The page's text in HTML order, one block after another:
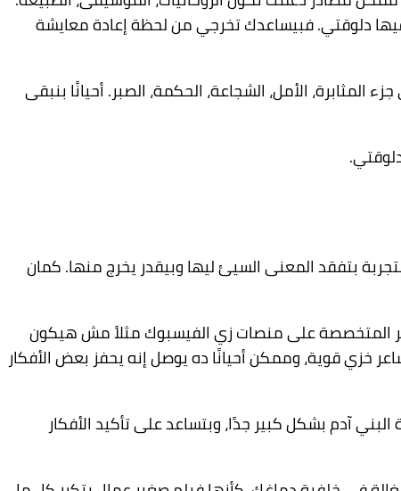
دلوقتي. فبيساعدك تخرجي من لحظة إعادة معايشة
الأمل، الشجاعة، الحكمة، الصبر. أحيانًا بنبقى
بتفقد المعنى السيئ ليها وبيقدر يخرج منها. كمان
المتخصصة على منصات زي الفيسبوك مثلاً مش هيكون
قوية، وممكن أحيانًا ده يوصل إنه يحفز بعض الأفكار
آدم بشكل كبير جدًا، وبتساعد على تأكيد الأفكار